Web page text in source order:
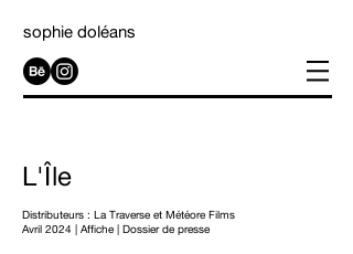
sophie doléans
L'Île
Distributeurs : La Traverse et Météore Films
Avril 2024 | Affiche | Dossier de presse